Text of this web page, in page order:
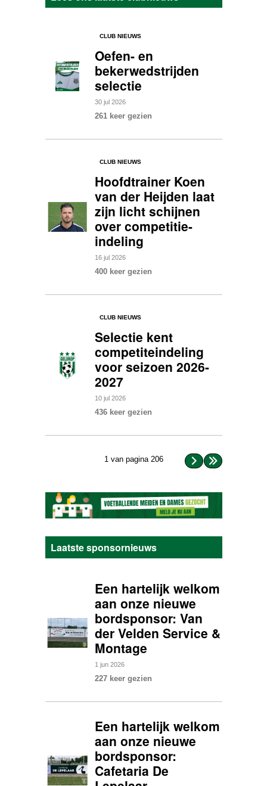
CLUB NIEUWS
Oefen- en
bekerwedstrijden
selectie
30 jul 2026
261 keer gezien
CLUB NIEUWS
Hoofdtrainer Koen
van der Heijden laat
zijn licht schijnen
over competitie-
indeling
16 jul 2026
400 keer gezien
CLUB NIEUWS
Selectie kent
competiteindeling
voor seizoen 2026-
2027
10 jul 2026
436 keer gezien
1 van pagina 206
Laatste sponsornieuws
Een hartelijk welkom
aan onze nieuwe
bordsponsor: Van
der Velden Service &
Montage
1 jun 2026
227 keer gezien
Een hartelijk welkom
aan onze nieuwe
bordsponsor:
Cafetaria De